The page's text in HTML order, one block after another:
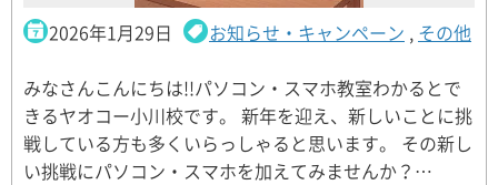
2026年1月29日 お知らせ・キャンペーン , その他
みなさんこんにちは!!パソコン・スマホ教室わかるとで
きるヤオコー小川校です。 新年を迎え、新しいことに挑
戦している方も多くいらっしゃると思います。 その新し
い挑戦にパソコン・スマホを加えてみませんか？…